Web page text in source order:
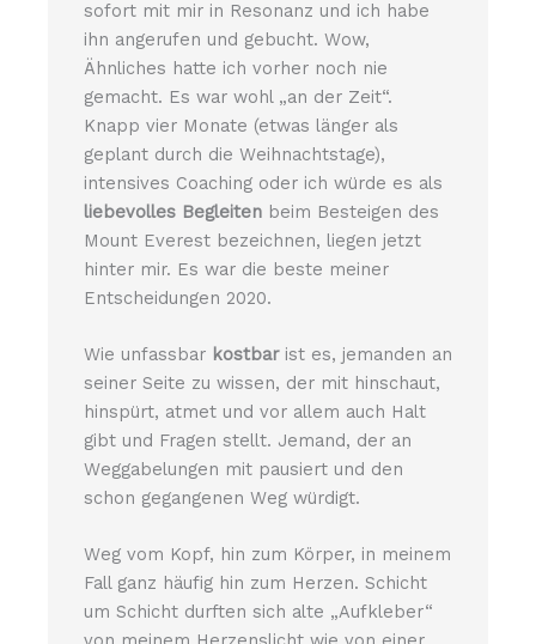
sofort mit mir in Resonanz und ich habe
ihn angerufen und gebucht. Wow,
Ähnliches hatte ich vorher noch nie
gemacht. Es war wohl „an der Zeit“.
Knapp vier Monate (etwas länger als
geplant durch die Weihnachtstage),
intensives Coaching oder ich würde es als
liebevolles Begleiten beim Besteigen des
Mount Everest bezeichnen, liegen jetzt
hinter mir. Es war die beste meiner
Entscheidungen 2020.
Wie unfassbar kostbar ist es, jemanden an
seiner Seite zu wissen, der mit hinschaut,
hinspürt, atmet und vor allem auch Halt
gibt und Fragen stellt. Jemand, der an
Weggabelungen mit pausiert und den
schon gegangenen Weg würdigt.
Weg vom Kopf, hin zum Körper, in meinem
Fall ganz häufig hin zum Herzen. Schicht
um Schicht durften sich alte „Aufkleber“